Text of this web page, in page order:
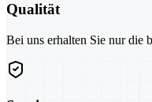
Qualität
Bei uns erhalten Sie nur die